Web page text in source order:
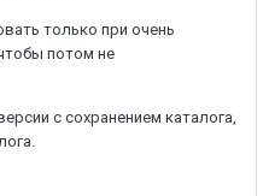
только при очень
потом не
с сохранением каталога,